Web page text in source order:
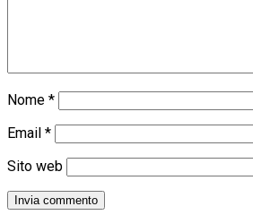
Nome *
Email *
Sito web